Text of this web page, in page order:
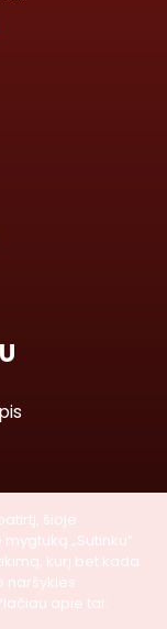
šioje
„Sutinku“
kurį bet kada
naršyklės
apie tai:
saugomos